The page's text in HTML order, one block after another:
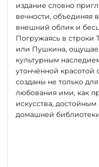
издание словно
вечности, объединяя
внешний облик и
Погружаясь в строки
или Пушкина,
культурным
утончённой
созданы не только
любования ими, как
искусства,
домашней